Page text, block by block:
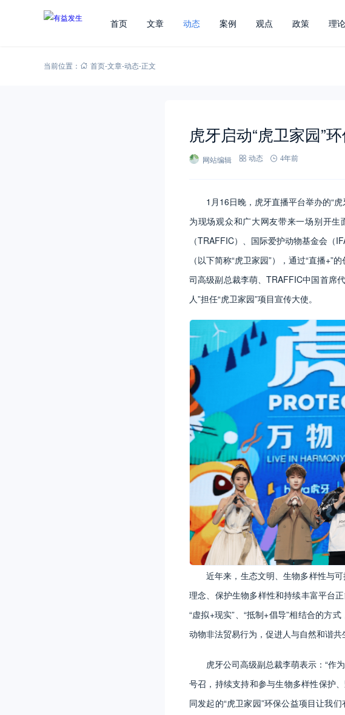
首页 文章 动态 案例 观点 政策 理论
当前位置： 首页-文章-动态-正文
虎牙启动“虎卫家园”
网站编辑 动态 4年前
1月16日晚，虎牙直播平台举办的“
为现场观众和广大网友带来一场别开
（TRAFFIC）、国际爱护动物基金会（
（以下简称“虎卫家园”），通过“直播
司高级副总裁李萌、TRAFFIC中国首席
人”担任“虎卫家园”项目宣传大使。
近年来，生态文明、生物多样性与
理念、保护生物多样性和持续丰富平台
“虚拟+现实”、“抵制+倡导”相结合的方
动物非法贸易行为，促进人与自然和谐共
虎牙公司高级副总裁李萌表示：“作
号召，持续支持和参与生物多样性保护
同发起的“虎卫家园”环保公益项目让我